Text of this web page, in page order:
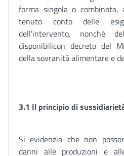
forma singola o combinata,
tenuto conto delle
dell'intervento, nonché
disponibilicon decreto del
della sovranità alimentare e
3.1 Il principio di
Si evidenzia che non
danni alle produzioni e